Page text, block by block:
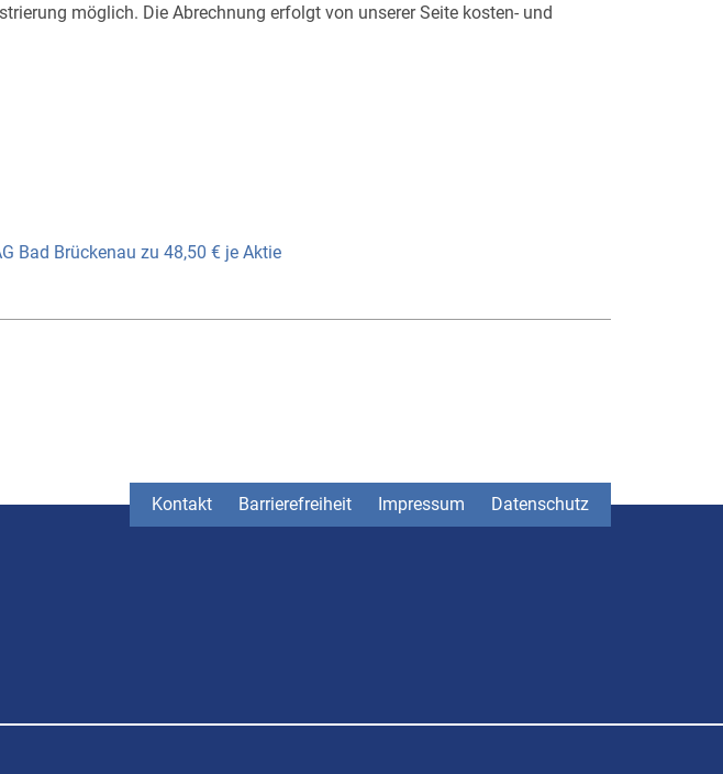
möglich. Die Abrechnung erfolgt von unserer Seite kosten- und
Bad Brückenau zu 48,50 € je Aktie
Kontakt Barrierefreiheit Impressum Datenschutz